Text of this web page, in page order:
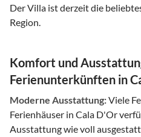
Der Villa ist derzeit die
Region.
Komfort und
Ferienunterkünften in
Moderne Ausstattung:Viele
Ferienhäuser in Cala D'Or
Ausstattung wie voll